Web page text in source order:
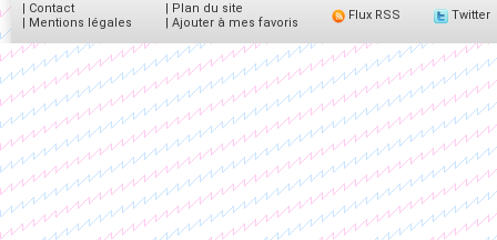
| Contact
| Mentions légales
| Plan du site
| Ajouter à mes favoris
Flux RSS Twitter